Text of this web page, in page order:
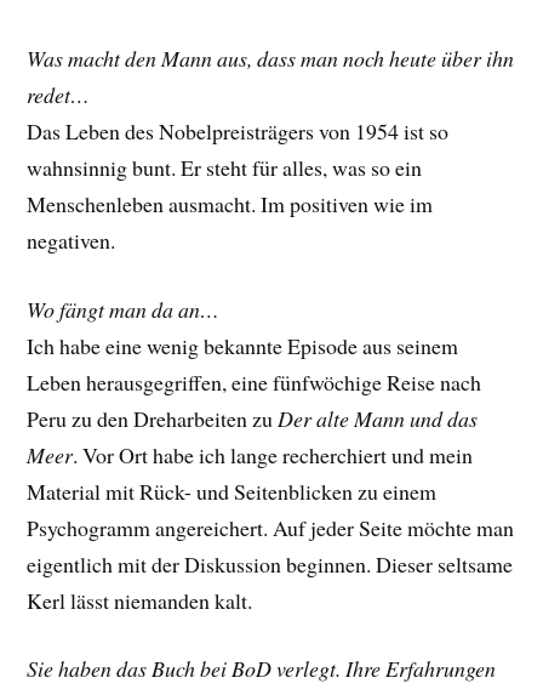
Was macht den Mann aus, dass man noch heute über ihn
redet…
Das Leben des Nobelpreisträgers von 1954 ist so
wahnsinnig bunt. Er steht für alles, was so ein
Menschenleben ausmacht. Im positiven wie im
negativen.
Wo fängt man da an…
Ich habe eine wenig bekannte Episode aus seinem
Leben herausgegriffen, eine fünfwöchige Reise nach
Peru zu den Dreharbeiten zu Der alte Mann und das
Meer. Vor Ort habe ich lange recherchiert und mein
Material mit Rück- und Seitenblicken zu einem
Psychogramm angereichert. Auf jeder Seite möchte man
eigentlich mit der Diskussion beginnen. Dieser seltsame
Kerl lässt niemanden kalt.
Sie haben das Buch bei BoD verlegt. Ihre Erfahrungen